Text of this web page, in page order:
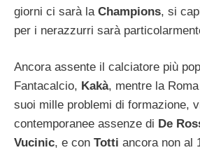
giorni ci sarà la Champions, si
per i nerazzurri sarà
Ancora assente il calciatore più
Fantacalcio, Kakà, mentre la
suoi mille problemi di formazione,
contemporanee assenze di De
Vucinic, e con Totti ancora non al